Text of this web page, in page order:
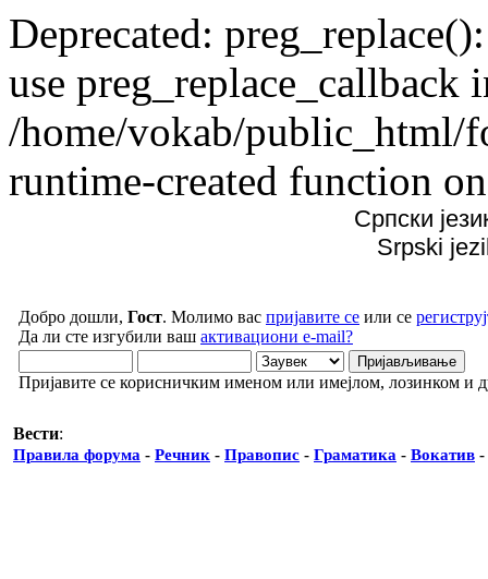
Deprecated:
use preg_replace_callback
/home/vokab/public_html/
runtime-created function
Српски
Srpski
Добро дошли, Гост. Молимо вас пријавите се или се
Да ли сте изгубили ваш активациони e-mail?
Пријавите се корисничким именом или имејлом, лозинком и
Вести:
Правила форума - Речник - Правопис - Граматика - Вокатив -